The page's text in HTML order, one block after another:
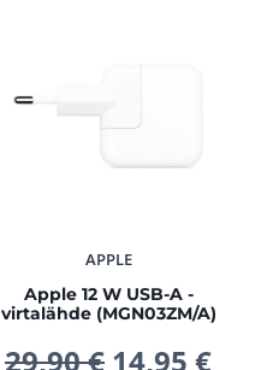
APPLE
Apple 12 W USB-A -
virtalähde (MGN03ZM/A)
29,90€ 14,95 €